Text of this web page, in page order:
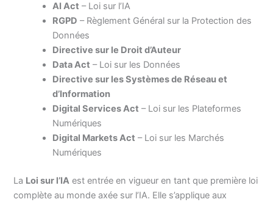
AI Act – Loi sur l’IA
RGPD – Règlement Général sur la Protection des
Données
Directive sur le Droit d’Auteur
Data Act – Loi sur les Données
Directive sur les Systèmes de Réseau et
d’Information
Digital Services Act – Loi sur les Plateformes
Numériques
Digital Markets Act – Loi sur les Marchés
Numériques
La Loi sur l’IA est entrée en vigueur en tant que première loi
complète au monde axée sur l’IA. Elle s’applique aux